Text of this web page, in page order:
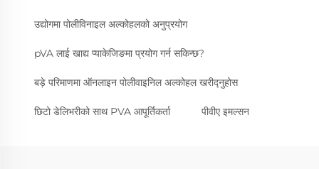
उद्योगमा पोलीविनाइल अल्कोहलको अनुप्रयोग
pVA लाई खाद्य प्याकेजिङमा प्रयोग गर्न सकिन्छ?
बड़े परिमाणमा ऑनलाइन पोलीवाइनिल अल्कोहल खरीद्नुहोस
छिटो डेलिभरीको साथ PVA आपूर्तिकर्ता पीवीए इमल्सन